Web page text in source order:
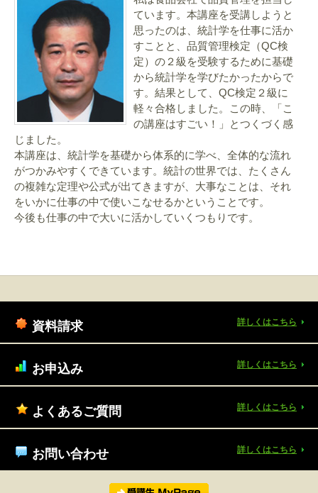
ています。本講座を受講しようと
思ったのは、統計学を仕事に活か
すことと、品質管理検定（QC検
定）の２級を受験するために基礎
から統計学を学びたかったからで
す。結果として、QC検定２級に
軽々合格しました。この時、「こ
の講座はすごい！」とつくづく感
じました。
本講座は、統計学を基礎から体系的に学べ、全体的な流れ
がつかみやすくできています。統計の世界では、たくさん
の複雑な定理や公式が出てきますが、大事なことは、それ
をいかに仕事の中で使いこなせるかということです。
今後も仕事の中で大いに活かしていくつもりです。
資料請求 詳しくはこちら
お申込み 詳しくはこちら
よくあるご質問 詳しくはこちら
お問い合わせ 詳しくはこちら